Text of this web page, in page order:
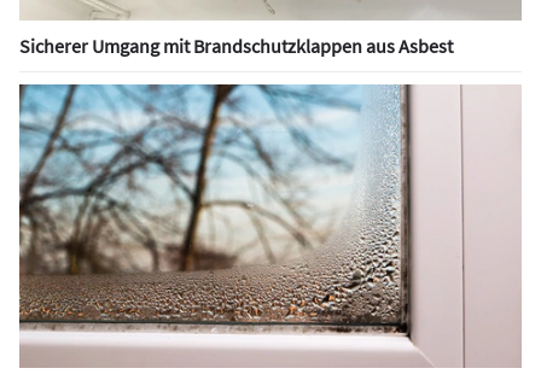
Sicherer Umgang mit Brandschutzklappen aus Asbest